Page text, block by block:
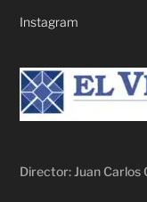
Instagram
Director: Juan Carlos